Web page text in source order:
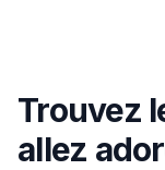
Trouvez
allez